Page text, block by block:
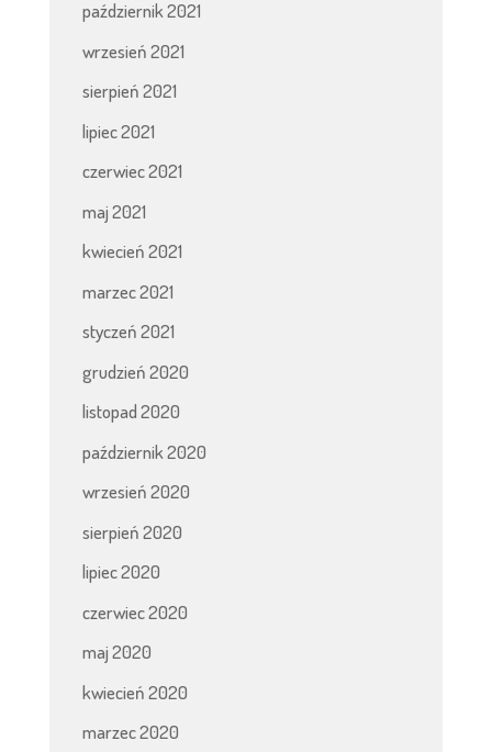
październik 2021
wrzesień 2021
sierpień 2021
lipiec 2021
czerwiec 2021
maj 2021
kwiecień 2021
marzec 2021
styczeń 2021
grudzień 2020
listopad 2020
październik 2020
wrzesień 2020
sierpień 2020
lipiec 2020
czerwiec 2020
maj 2020
kwiecień 2020
marzec 2020